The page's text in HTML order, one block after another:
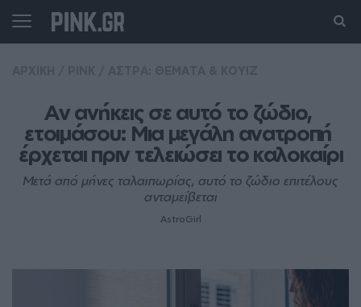
Αν ανήκεις σε αυτό το ζώδιο,
ετοιμάσου: Μια μεγάλη ανατροπή
έρχεται πριν τελειώσει το καλοκαίρι
Μετά από μήνες ταλαιπωρίας, αυτό το ζώδιο επιτέλους
ανταμείβεται
AstroGirl